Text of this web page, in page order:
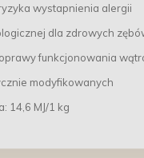
wystapnienia alergii
dla zdrowych
funkcjonowania
modyfikowanych
14,6 MJ/1 kg